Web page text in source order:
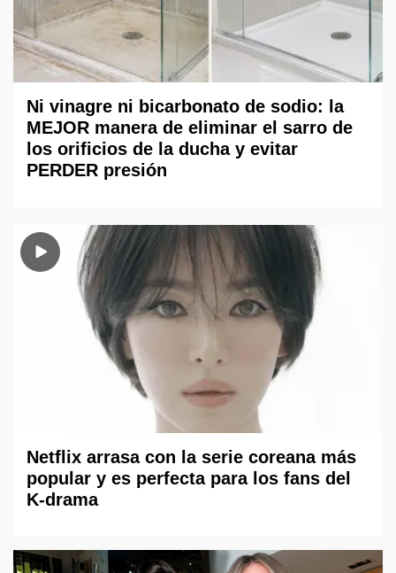
Ni vinagre ni bicarbonato de sodio: la
MEJOR manera de eliminar el sarro de
los orificios de la ducha y evitar
PERDER presión
Netflix arrasa con la serie coreana más
popular y es perfecta para los fans del
K-drama